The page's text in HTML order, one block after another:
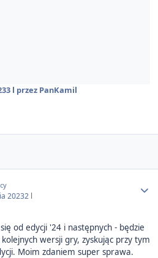
3 l przez PanKamil
20232 l
od edycji '24 i następnych - będzie
wersji gry, zyskując przy tym
Moim zdaniem super sprawa.